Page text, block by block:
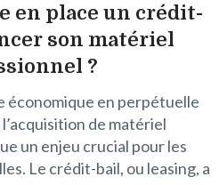
en place un crédit-
son matériel
?
économique en perpétuelle
de matériel
un enjeu crucial pour les
Le crédit-bail, ou leasing, a